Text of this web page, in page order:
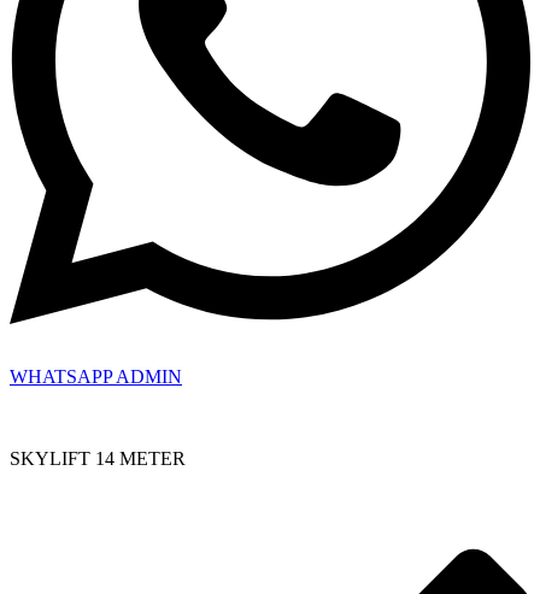
WHATSAPP ADMIN
SKYLIFT 14 METER